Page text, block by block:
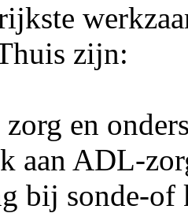
zijn:
en
aan ADL-
bij sonde-of